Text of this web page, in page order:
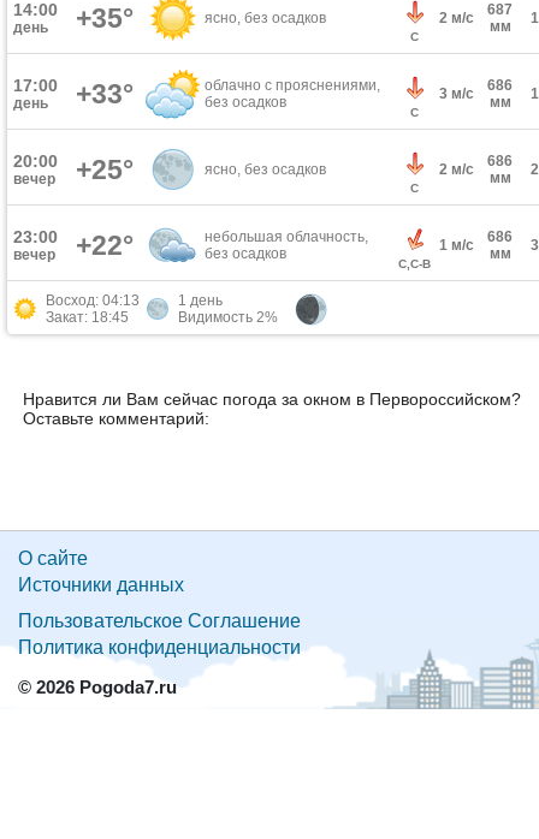
14:00
день +35° ясно, без осадков
С
2 м/с
687
мм
17:00
день +33°
облачно с прояснениями,
без осадков
С
3 м/с
686
мм
20:00
вечер +25° ясно, без осадков
С
2 м/с
686
мм
23:00
вечер +22°
небольшая облачность,
без осадков
С,С-В
1 м/с
686
мм
Восход: 04:13
Закат: 18:45
1 день
Видимость 2%
Нравится ли Вам сейчас погода за окном в Первороссийском?
Оставьте комментарий:
О сайте
Источники данных
Пользовательское Соглашение
Политика конфиденциальности
© 2026 Pogoda7.ru